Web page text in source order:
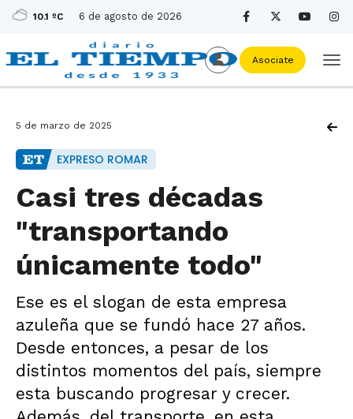
10.1 ºC 6 de agosto de 2026
Asociate
5 de marzo de 2025
EXPRESO ROMAR
Casi tres décadas
"transportando
únicamente todo"
Ese es el slogan de esta empresa
azuleña que se fundó hace 27 años.
Desde entonces, a pesar de los
distintos momentos del país, siempre
esta buscando progresar y crecer.